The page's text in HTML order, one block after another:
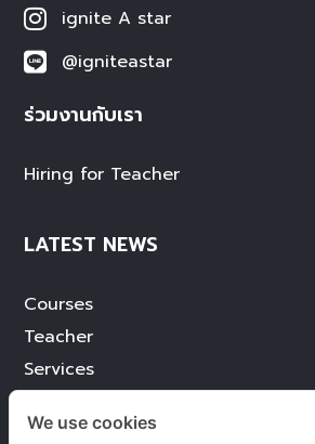
ignite A star
@igniteastar
ร่วมงานกับเรา
Hiring for Teacher
LATEST NEWS
Courses
Teacher
Services
Blog
We use cookies